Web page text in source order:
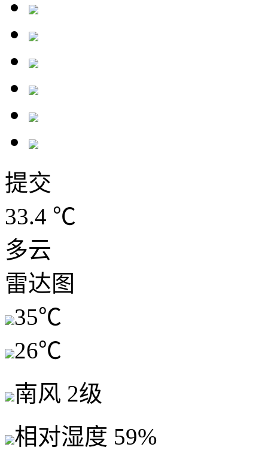
提交
33.4 ℃
多云
雷达图
35℃
26℃
南风 2级
相对湿度 59%